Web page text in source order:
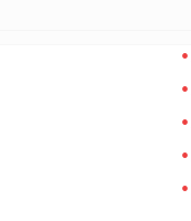
•
•
•
•
•